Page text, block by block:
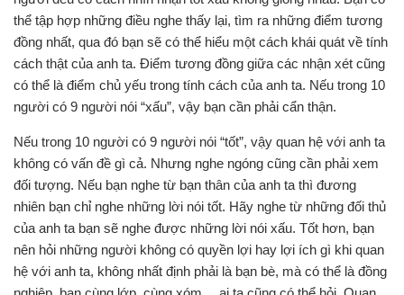
thể tập hợp những điều nghe thấy lại, tìm ra những điểm tương
đồng nhất, qua đó bạn sẽ có thể hiểu một cách khái quát về tính
cách thật của anh ta. Điểm tương đồng giữa các nhận xét cũng
có thể là điểm chủ yếu trong tính cách của anh ta. Nếu trong 10
người có 9 người nói “xấu”, vậy bạn cần phải cẩn thận.
Nếu trong 10 người có 9 người nói “tốt”, vậy quan hệ với anh ta
không có vấn đề gì cả. Nhưng nghe ngóng cũng cần phải xem
đối tượng. Nếu bạn nghe từ bạn thân của anh ta thì đương
nhiên bạn chỉ nghe những lời nói tốt. Hãy nghe từ những đối thủ
của anh ta bạn sẽ nghe được những lời nói xấu. Tốt hơn, bạn
nên hỏi những người không có quyền lợi hay lợi ích gì khi quan
hệ với anh ta, không nhất định phải là bạn bè, mà có thể là đồng